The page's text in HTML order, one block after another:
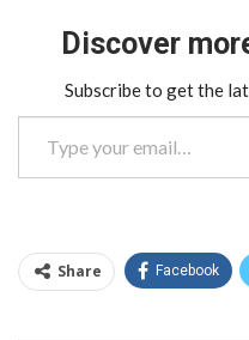
Discover
Subscribe to get the
Type your email…
Share Facebook